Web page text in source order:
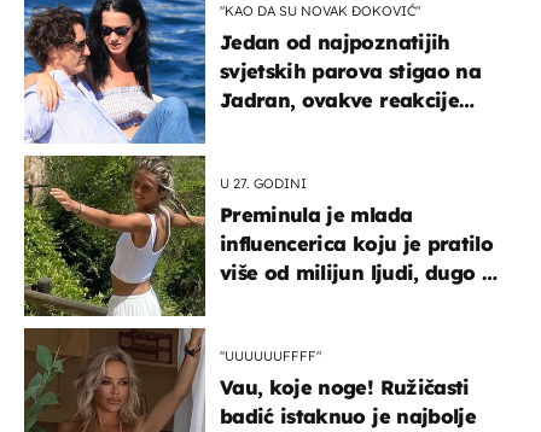
"KAO DA SU NOVAK ĐOKOVIĆ"
Jedan od najpoznatijih
svjetskih parova stigao na
Jadran, ovakve reakcije
U 27. GODINI
Preminula je mlada
influencerica koju je pratilo
više od milijun ljudi, dugo se
"UUUUUUFFFF"
Vau, koje noge! Ružičasti
badić istaknuo je najbolje